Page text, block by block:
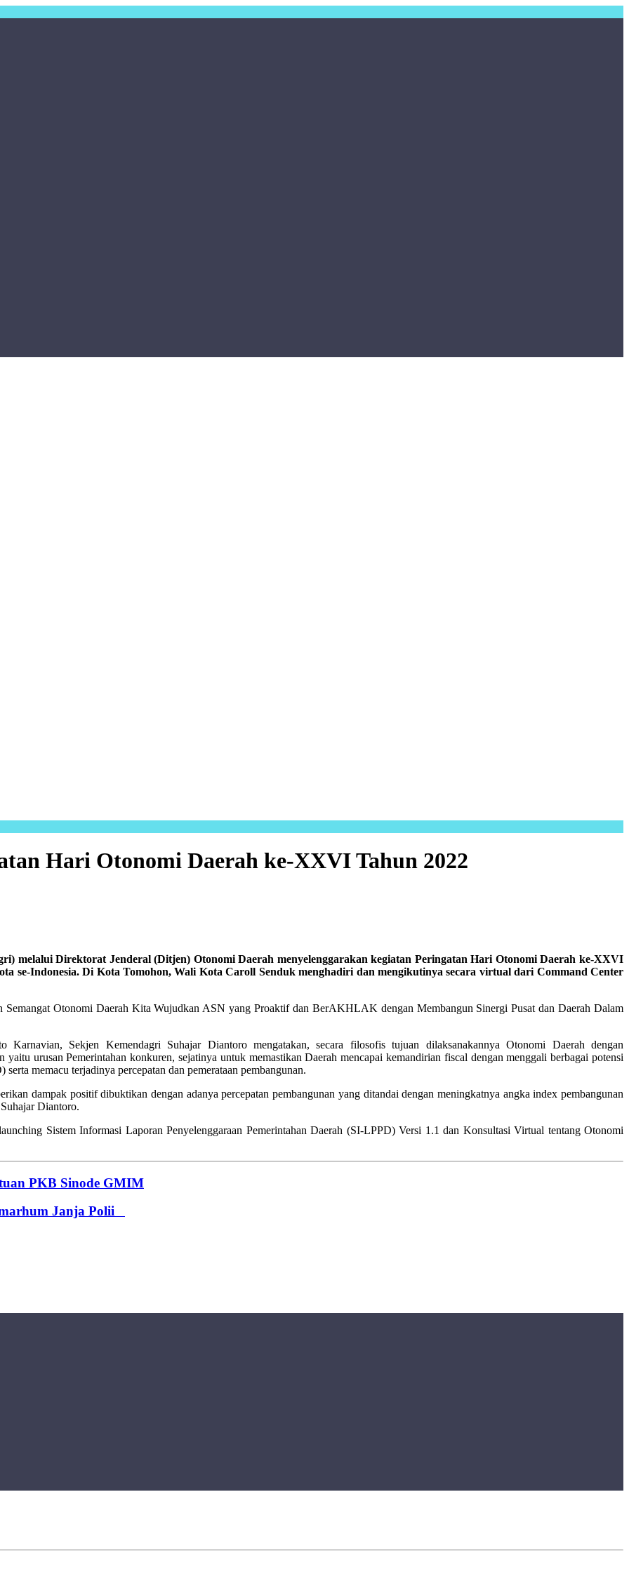
Hari Otonomi Daerah ke-XXVI Tahun 2022
melalui Direktorat Jenderal (Ditjen) Otonomi Daerah menyelenggarakan kegiatan Peringatan Hari Otonomi Daerah ke-XXVI
se-Indonesia. Di Kota Tomohon, Wali Kota Caroll Senduk menghadiri dan mengikutinya secara virtual dari Command Center
Semangat Otonomi Daerah Kita Wujudkan ASN yang Proaktif dan BerAKHLAK dengan Membangun Sinergi Pusat dan Daerah Dalam
Sekjen Kemendagri Suhajar Diantoro mengatakan, secara filosofis tujuan dilaksanakannya Otonomi Daerah dengan
yaitu urusan Pemerintahan konkuren, sejatinya untuk memastikan Daerah mencapai kemandirian fiscal dengan menggali berbagai potensi
memacu terjadinya percepatan dan pemerataan pembangunan.
dampak positif dibuktikan dengan adanya percepatan pembangunan yang ditandai dengan meningkatnya angka index pembangunan
Diantoro.
Sistem Informasi Laporan Penyelenggaraan Pemerintahan Daerah (SI-LPPD) Versi 1.1 dan Konsultasi Virtual tentang Otonomi
PKB Sinode GMIM
Janja Polii